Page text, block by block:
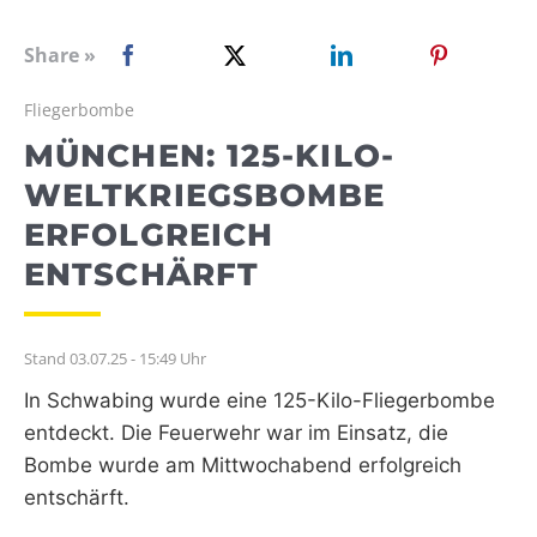
Share »
Fliegerbombe
MÜNCHEN: 125-KILO-
WELTKRIEGSBOMBE
ERFOLGREICH
ENTSCHÄRFT
Stand 03.07.25 - 15:49 Uhr
In Schwabing wurde eine 125-Kilo-Fliegerbombe
entdeckt. Die Feuerwehr war im Einsatz, die
Bombe wurde am Mittwochabend erfolgreich
entschärft.